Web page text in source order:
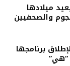
ميلادها
والصحفيين
برنامجها
“هي”